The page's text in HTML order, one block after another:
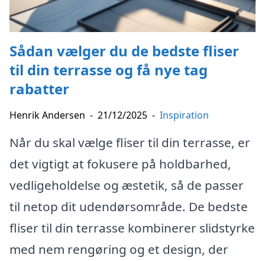
Sådan vælger du de bedste fliser
til din terrasse og få nye tag
rabatter
Henrik Andersen - 21/12/2025 - Inspiration
Når du skal vælge fliser til din terrasse, er
det vigtigt at fokusere på holdbarhed,
vedligeholdelse og æstetik, så de passer
til netop dit udendørsområde. De bedste
fliser til din terrasse kombinerer slidstyrke
med nem rengøring og et design, der